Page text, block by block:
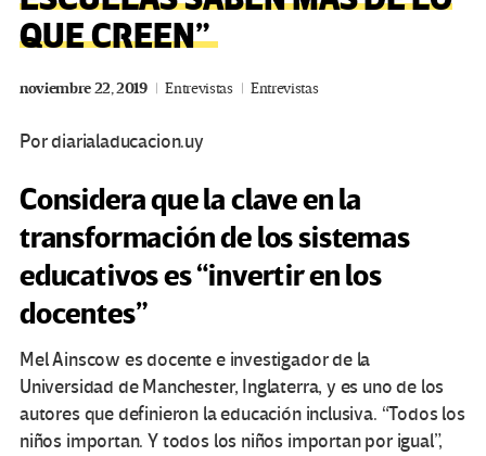
QUE CREEN”
noviembre 22, 2019 Entrevistas Entrevistas
Por diarialaducacion.uy
Considera que la clave en la
transformación de los sistemas
educativos es “invertir en los
docentes”
Mel Ainscow es docente e investigador de la
Universidad de Manchester, Inglaterra, y es uno de los
autores que definieron la educación inclusiva. “Todos los
niños importan. Y todos los niños importan por igual”,